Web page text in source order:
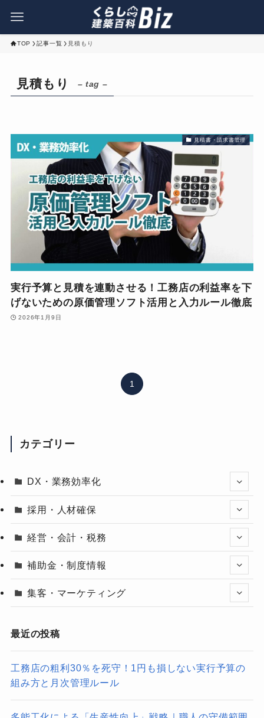
TOP 記事一覧 見積もり
見積もり – tag –
見積書・請求書管理
実行予算と見積を連動させる！工務店の利益率を下
げないための原価管理ソフト活用と入力ルール徹底
2026年1月9日
1
カテゴリー
DX・業務効率化
採用・人材確保
経営・会計・税務
補助金・制度情報
集客・マーケティング
最近の投稿
工務店の粗利30％を死守！1円も損しない実行予算の
組み方と月次管理ルール